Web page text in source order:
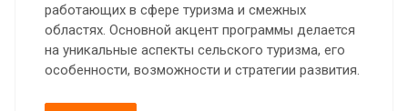
работающих в сфере туризма и смежных
областях. Основной акцент программы делается
на уникальные аспекты сельского туризма, его
особенности, возможности и стратегии развития.